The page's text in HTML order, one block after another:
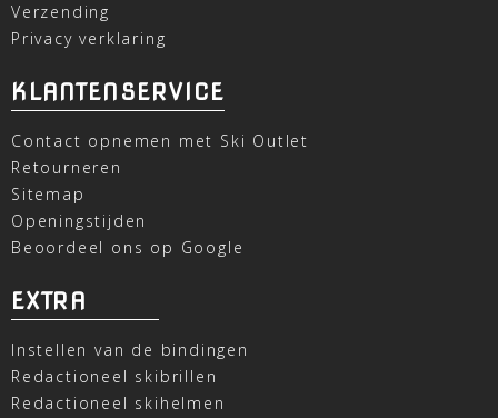
Verzending
Privacy verklaring
KLANTENSERVICE
Contact opnemen met Ski Outlet
Retourneren
Sitemap
Openingstijden
Beoordeel ons op Google
EXTRA
Instellen van de bindingen
Redactioneel skibrillen
Redactioneel skihelmen